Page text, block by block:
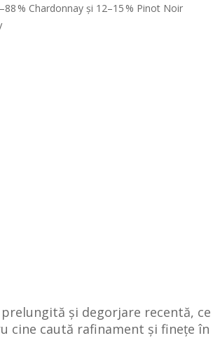
% Chardonnay și 12–15 % Pinot Noir
și degorjare recentă, ce
cine caută rafinament și finețe în